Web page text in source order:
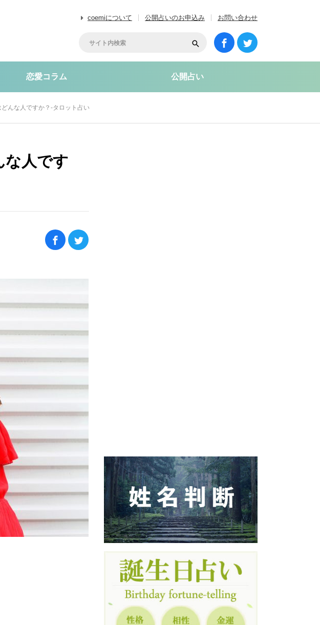
coemiについて 公開占いのお申込み お問い合わせ
恋愛コラム 公開占い
どんな人ですか？-タロット占い
な人です